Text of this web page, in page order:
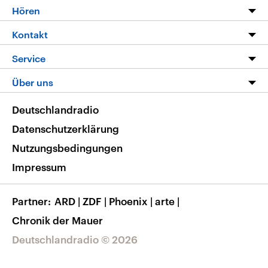
Programm
Die Nachrichten
Nachrichtenleicht
Neue Beiträge auf dlf.de
Hören
Livestream
Podcasts
Deutschlandfunk App
Nachrichten App
Frequenzen
Kontakt
Hörerservice
Service
FAQ
Veranstaltungen
Musikliste
RSS
Über uns
Barrierefreiheit
Deutschlandradio © 2026
Deutschlandradio
Datenschutzerklärung
Nutzungsbedingungen
Impressum
Partner ARD | ZDF | Phoenix | arte |
Chronik der Mauer